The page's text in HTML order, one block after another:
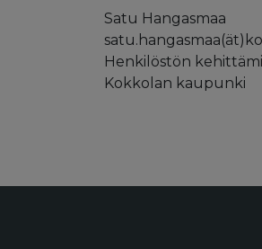
Satu Hangasmaa
Henkilöstön
Kokkolan kaupunki